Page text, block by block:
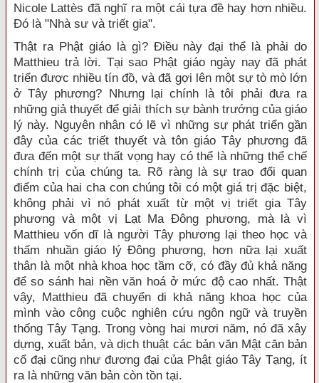
Nicole Lattès đã nghĩ ra một cái tựa đề hay hơn nhiều.
Đó là "Nhà sư và triết gia".
Thật ra Phật giáo là gì? Điều này đại thể là phải do
Matthieu trả lời. Tại sao Phật giáo ngày nay đã phát
triển được nhiều tín đồ, và đã gợi lên một sự tò mò lớn
ở Tây phương? Nhưng lại chính là tôi phải đưa ra
những giả thuyết để giải thích sự bành trướng của giáo
lý này. Nguyên nhân có lẽ vì những sự phát triển gần
đây của các triết thuyết và tôn giáo Tây phương đã
đưa đến một sự thất vọng hay có thể là những thể chế
chính trị của chúng ta. Rõ ràng là sự trao đổi quan
điểm của hai cha con chúng tôi có một giá trị đặc biệt,
không phải vì nó phát xuất từ một vị triết gia Tây
phương và một vị Lạt Ma Đông phương, mà là vì
Matthieu vốn dĩ là người Tây phương lại theo học và
thấm nhuần giáo lý Đông phương, hơn nữa lại xuất
thân là một nhà khoa học tầm cỡ, có đầy đủ khả năng
để so sánh hai nền văn hoá ở mức độ cao nhất. Thật
vậy, Matthieu đã chuyển di khả năng khoa học của
mình vào công cuộc nghiên cứu ngôn ngữ và truyền
thống Tây Tạng. Trong vòng hai mươi năm, nó đã xây
dựng, xuất bản, và dịch thuật các bản văn Mật căn bản
cổ đại cũng như đương đại của Phật giáo Tây Tạng, ít
ra là những văn bản còn tồn tại.